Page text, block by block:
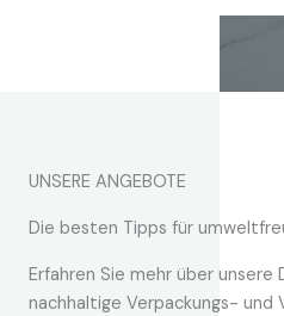
UNSERE ANGEBOTE
Die besten Tipps für
Erfahren Sie mehr über unsere
nachhaltige Verpackungs-